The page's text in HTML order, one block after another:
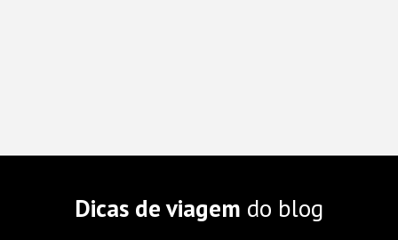
Dicas de viagem do blog